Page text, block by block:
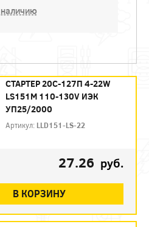
наличию
СТАРТЕР 20С-127П 4-22W
LS151М 110-130V ИЭК
УП25/2000
Артикул: LLD151-LS-22
27.26 руб.
В КОРЗИНУ